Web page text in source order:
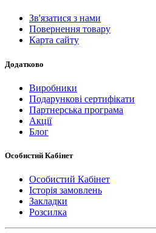
Зв'язатися з нами
Повернення товару
Карта сайту
Додатково
Виробники
Подарункові сертифікати
Партнерська програма
Акції
Блог
Особистий Кабінет
Особистий Кабінет
Історія замовлень
Закладки
Розсилка